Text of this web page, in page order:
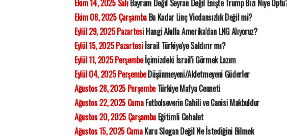
Ekim 14, 2025 SalıBayram Değil Seyran Değil Enişte Trump Bizi Niye
Ekim 08, 2025 ÇarşambaBu Kadar Linç Vicdansızlık Değil mi?
Eylül 29, 2025 PazartesiHangi Akılla Amerika'dan LNG Alıyoruz?
Eylül 15, 2025 Pazartesiİsrail Türkiye'ye Saldırır mı?
Eylül 11, 2025 Perşembeİçimizdeki İsrail'i Görmek Lazım
Eylül 04, 2025 PerşembeDüşünmeyeni/Akletmeyeni Güderler
Ağustos 28, 2025 PerşembeTürkiye Mafya Cenneti
Ağustos 22, 2025 CumaFutbolseverin Cahili ve Canisi Makbuldur
Ağustos 20, 2025 Çarşamba Eğitimli Cehalet
Ağustos 15, 2025 CumaKuru Slogan Değil Ne İstediğini Bilmek